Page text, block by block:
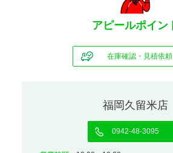
アピールポイン
在庫確認・見積依頼
福岡久留米店
0942-48-3095